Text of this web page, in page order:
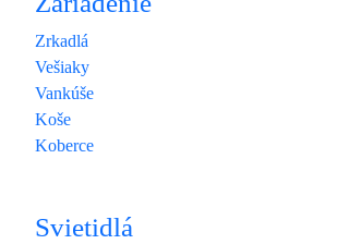
Zrkadlá
Vešiaky
Vankúše
Koše
Koberce
Svietidlá